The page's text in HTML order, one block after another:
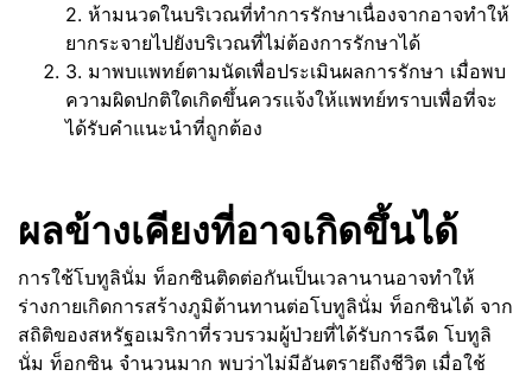
2. ห้ามนวดในบริเวณที่ทำการรักษาเนื่องจากอาจทำให้
ยากระจายไปยังบริเวณที่ไม่ต้องการรักษาได้
3. มาพบแพทย์ตามนัดเพื่อประเมินผลการรักษา เมื่อพบ
ความผิดปกติใดเกิดขึ้นควรแจ้งให้แพทย์ทราบเพื่อที่จะ
ได้รับคำแนะนำที่ถูกต้อง
ผลข้างเคียงที่อาจเกิดขึ้นได้
การใช้โบทูลินั่ม ท็อกซินติดต่อกันเป็นเวลานานอาจทำให้
ร่างกายเกิดการสร้างภูมิต้านทานต่อโบทูลินั่ม ท็อกซินได้ จาก
สถิติของสหรัฐอเมริกาที่รวบรวมผู้ป่วยที่ได้รับการฉีด โบทูลิ
นั่ม ท็อกซิน จำนวนมาก พบว่าไม่มีอันตรายถึงชีวิต เมื่อใช้